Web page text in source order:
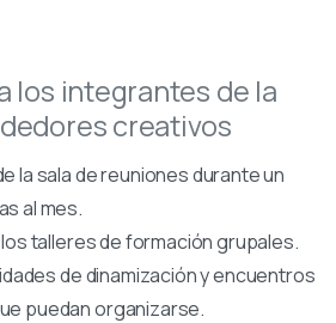
los integrantes de la
creativos
la sala de reuniones durante un
al mes.
talleres de formación grupales.
de dinamización y encuentros
puedan organizarse.